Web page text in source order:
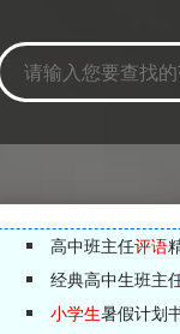
高中班主任评语
经典高中生班主
小学生暑假计划